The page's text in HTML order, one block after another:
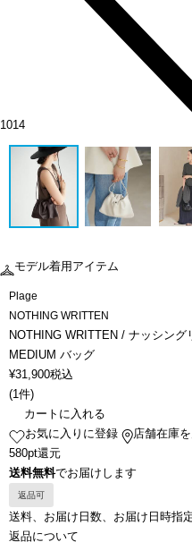
1014
モデル着用アイテム
Plage
NOTHING WRITTEN
NOTHING WRITTEN / ナッシング
MEDIUM バッグ
¥31,900税込
(1件)
カートに入れる
お気に入りに登録
店舗在庫
580pt還元
送料無料でお届けします
返品可
送料、お届け日数、お届け日時指
返品について